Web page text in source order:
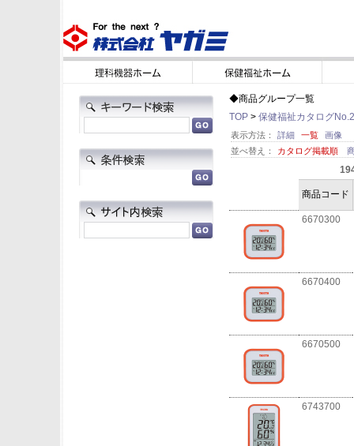
◆商品グループ一覧
TOP > 保健福祉カタログ
表示方法： 詳細 一覧
画像
並べ替え：
カタログ掲載順
商品コード
6670300
6670400
6670500
6743700